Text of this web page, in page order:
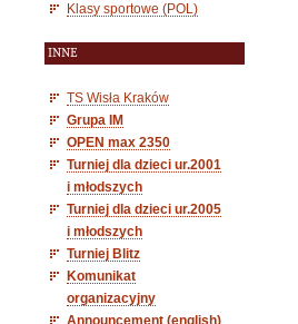
Klasy sportowe (POL)
INNE
TS Wisła Kraków
Grupa IM
OPEN max 2350
Turniej dla dzieci ur.2001
i młodszych
Turniej dla dzieci ur.2005
i młodszych
Turniej Blitz
Komunikat
organizacyjny
Announcement (english)